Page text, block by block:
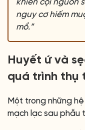
khiến cội nguồn
nguy cơ hiếm
mổ.”
Huyết ứ và
quá trình thụ
Một trong những
mạch lạc sau phẫu